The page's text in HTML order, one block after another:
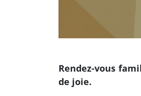
Rendez-vous
de joie.